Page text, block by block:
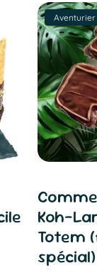
Aventurier
Koh-
Totem
spécial)